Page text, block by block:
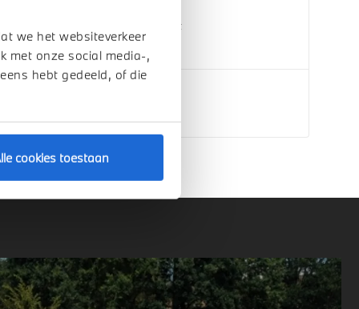
we het websiteverkeer
met onze social media-,
hebt gedeeld, of die
cookies toestaan
eDrive40 M Sport
1 km